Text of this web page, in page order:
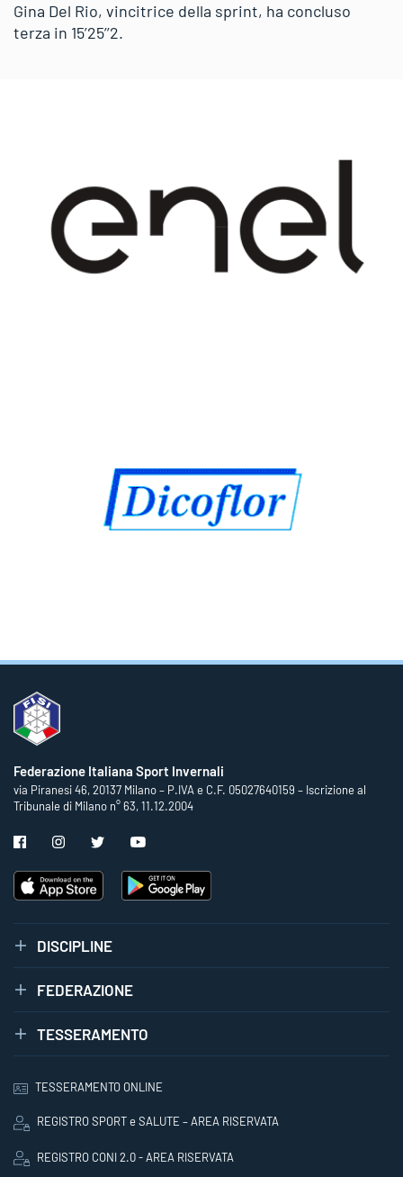
Gina Del Rio, vincitrice della sprint, ha concluso
terza in 15’25’’2.
Federazione Italiana Sport Invernali
via Piranesi 46, 20137 Milano – P.IVA e C.F. 05027640159 – Iscrizione al
Tribunale di Milano n° 63, 11.12.2004
DISCIPLINE
FEDERAZIONE
TESSERAMENTO
TESSERAMENTO ONLINE
REGISTRO SPORT e SALUTE – AREA RISERVATA
REGISTRO CONI 2.0 - AREA RISERVATA